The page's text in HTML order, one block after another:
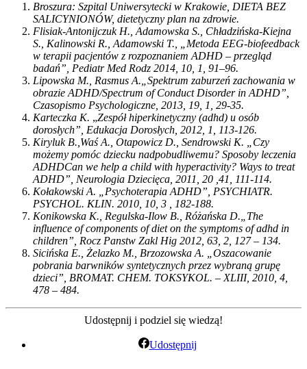
Broszura: Szpital Uniwersytecki w Krakowie, DIETA BEZ
SALICYNIONÓW, dietetyczny plan na zdrowie.
Flisiak-Antonijczuk H., Adamowska S., Chładzińska-Kiejna
S., Kalinowski R., Adamowski T., „Metoda EEG-biofeedback
w terapii pacjentów z rozpoznaniem ADHD – przegląd
badań”, Pediatr Med Rodz 2014, 10, 1, 91–96.
Lipowska M., Rasmus A.„Spektrum zaburzeń zachowania w
obrazie ADHD/Spectrum of Conduct Disorder in ADHD”,
Czasopismo Psychologiczne, 2013, 19, 1, 29-35.
Karteczka K. „Zespół hiperkinetyczny (adhd) u osób
dorosłych”, Edukacja Dorosłych, 2012, 1, 113-126.
Kiryluk B.,Waś A., Otapowicz D., Sendrowski K. „Czy
możemy pomóc dziecku nadpobudliwemu? Sposoby leczenia
ADHDCan we help a child with hyperactivity? Ways to treat
ADHD”, Neurologia Dziecięca, 2011, 20 ,41, 111-114.
Kołakowski A. „Psychoterapia ADHD”, PSYCHIATR.
PSYCHOL. KLIN. 2010, 10, 3 , 182-188.
Konikowska K., Regulska-Ilow B., Różańska D.„The
influence of components of diet on the symptoms of adhd in
children”, Rocz Panstw Zakl Hig 2012, 63, 2, 127 – 134.
Sicińska E., Żelazko M., Brzozowska A. „Oszacowanie
pobrania barwników syntetycznych przez wybraną grupę
dzieci”, BROMAT. CHEM. TOKSYKOL. – XLIII, 2010, 4,
478 – 484.
Udostępnij i podziel się wiedzą!
Udostępnij